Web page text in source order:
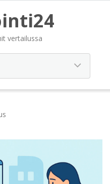
vertailussa